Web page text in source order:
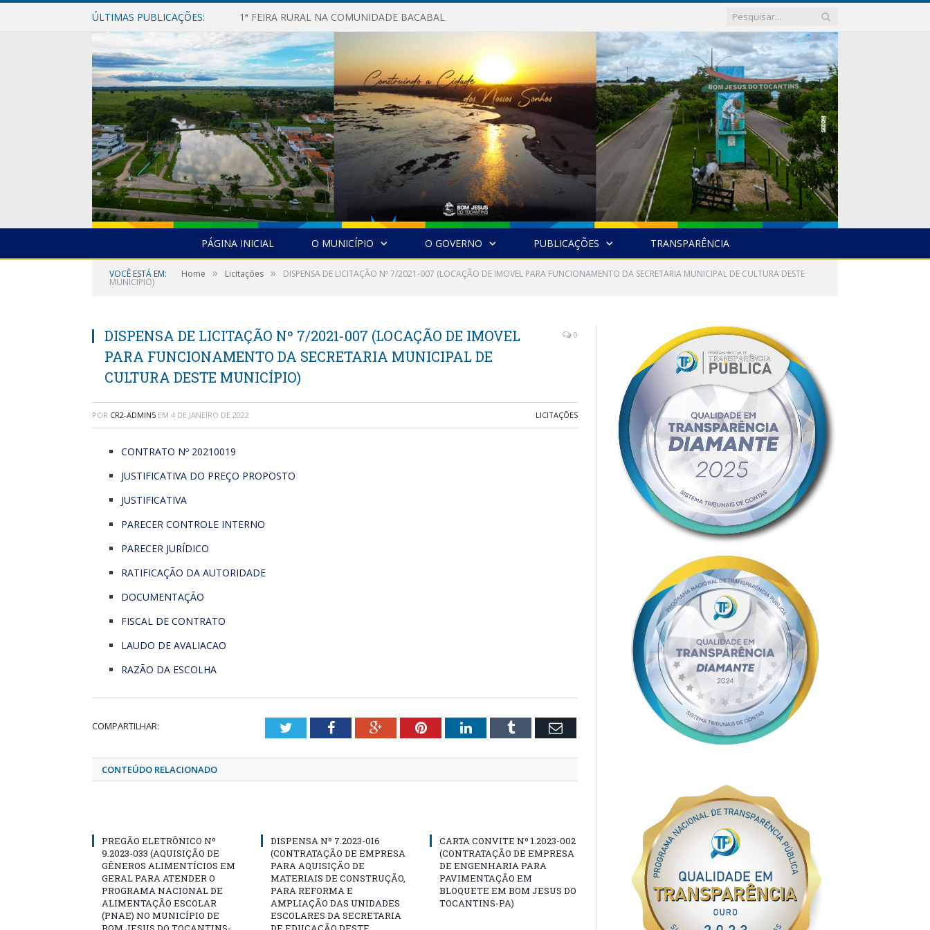
ÚLTIMAS PUBLICAÇÕES: 1ª FEIRA RURAL NA COMUNIDADE BACABAL
PÁGINA INICIAL O MUNICÍPIO O GOVERNO PUBLICAÇÕES TRANSPARÊNCIA
VOCÊ ESTÁ EM: Home » Licitações » DISPENSA DE LICITAÇÃO Nº 7/2021-007 (LOCAÇÃO DE IMOVEL PARA FUNCIONAMENTO DA SECRETARIA MUNICIPAL DE CULTURA DESTE
MUNICÍPIO)
DISPENSA DE LICITAÇÃO Nº 7/2021-007 (LOCAÇÃO DE IMOVEL
PARA FUNCIONAMENTO DA SECRETARIA MUNICIPAL DE
CULTURA DESTE MUNICÍPIO)
0
POR CR2-ADMIN5 EM 4 DE JANEIRO DE 2022 LICITAÇÕES
CONTRATO Nº 20210019
JUSTIFICATIVA DO PREÇO PROPOSTO
JUSTIFICATIVA
PARECER CONTROLE INTERNO
PARECER JURÍDICO
RATIFICAÇÃO DA AUTORIDADE
DOCUMENTAÇÃO
FISCAL DE CONTRATO
LAUDO DE AVALIACAO
RAZÃO DA ESCOLHA
COMPARTILHAR: TwitterFacebookGoogle+PinterestLinkedInTumblr Email
CONTEÚDO RELACIONADO
PREGÃO ELETRÔNICO Nº
9.2023-033 (AQUISIÇÃO DE
GÊNEROS ALIMENTÍCIOS EM
GERAL PARA ATENDER O
PROGRAMA NACIONAL DE
ALIMENTAÇÃO ESCOLAR
(PNAE) NO MUNICÍPIO DE
DISPENSA Nº 7.2023-016
(CONTRATAÇÃO DE EMPRESA
PARA AQUISIÇÃO DE
MATERIAIS DE CONSTRUÇÃO,
PARA REFORMA E
AMPLIAÇÃO DAS UNIDADES
ESCOLARES DA SECRETARIA
CARTA CONVITE Nº 1.2023-002
(CONTRATAÇÃO DE EMPRESA
DE ENGENHARIA PARA
PAVIMENTAÇÃO EM
BLOQUETE EM BOM JESUS DO
TOCANTINS-PA)